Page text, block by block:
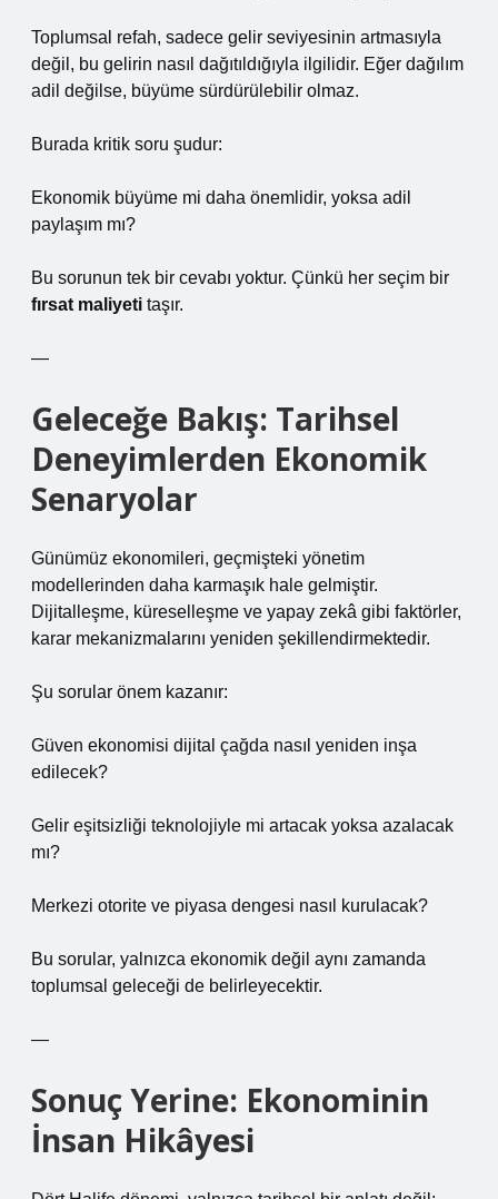
Toplumsal refah, sadece gelir seviyesinin artmasıyla
değil, bu gelirin nasıl dağıtıldığıyla ilgilidir. Eğer dağılım
adil değilse, büyüme sürdürülebilir olmaz.
Burada kritik soru şudur:
Ekonomik büyüme mi daha önemlidir, yoksa adil
paylaşım mı?
Bu sorunun tek bir cevabı yoktur. Çünkü her seçim bir
fırsat maliyeti taşır.
—
Geleceğe Bakış: Tarihsel
Deneyimlerden Ekonomik
Senaryolar
Günümüz ekonomileri, geçmişteki yönetim
modellerinden daha karmaşık hale gelmiştir.
Dijitalleşme, küreselleşme ve yapay zekâ gibi faktörler,
karar mekanizmalarını yeniden şekillendirmektedir.
Şu sorular önem kazanır:
Güven ekonomisi dijital çağda nasıl yeniden inşa
edilecek?
Gelir eşitsizliği teknolojiyle mi artacak yoksa azalacak
mı?
Merkezi otorite ve piyasa dengesi nasıl kurulacak?
Bu sorular, yalnızca ekonomik değil aynı zamanda
toplumsal geleceği de belirleyecektir.
—
Sonuç Yerine: Ekonominin
İnsan Hikâyesi